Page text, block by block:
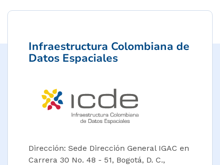
Infraestructura Colombiana de
Datos Espaciales
Dirección: Sede Dirección General IGAC en
Carrera 30 No. 48 - 51, Bogotá, D. C.,